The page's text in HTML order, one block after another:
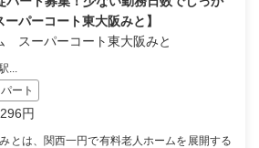
パーコート東大阪みと】
スーパーコート東大阪みと
...
ート
円
とは、関西一円で有料老人ホームを展開する